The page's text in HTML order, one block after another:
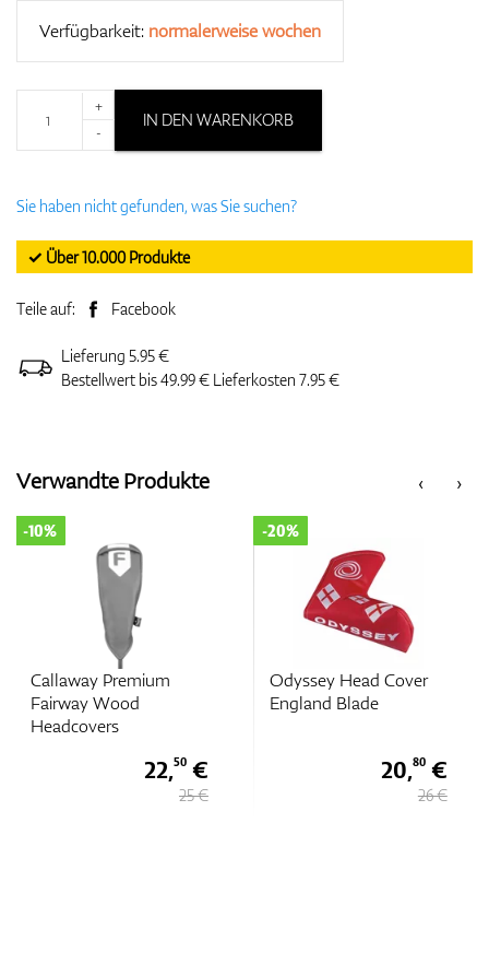
Verfügbarkeit: normalerweise wochen
+
-
IN DEN WARENKORB
Sie haben nicht gefunden, was Sie suchen?
✓ Über 10.000 Produkte
Teile auf: Facebook
Lieferung 5.95 €
Bestellwert bis 49.99 € Lieferkosten 7.95 €
‹
Verwandte Produkte ›
Callaway Premium
Fairway Wood
Headcovers
-10%
22,50€
25 €
Odyssey Head Cover
England Blade
-20%
20,80€
26 €